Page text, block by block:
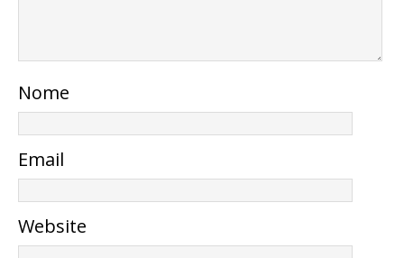
Nome
Email
Website